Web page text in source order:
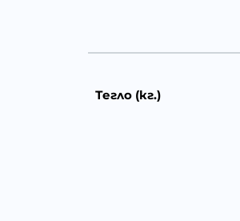
Тегло (кг.)